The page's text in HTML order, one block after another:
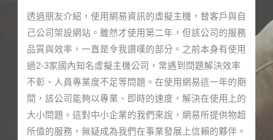
透過朋友介紹，使用網易資訊的虛擬主機，替客戶與自
己公司架設網站。雖然才使用第二年，但該公司的服務
品質與效率，一直是令我讚嘆的部分。之前本身有使用
過2-3家國內知名虛擬主機公司，常遇到問題解決效率
不彰、人員專業度不足等問題。在使用網易這一年的期
間，該公司能夠以專業、即時的速度，解決在使用上的
大小問題。這對中小企業的我們來說，網易所提供物超
所值的服務，無疑成為我們在事業發展上信賴的夥伴。